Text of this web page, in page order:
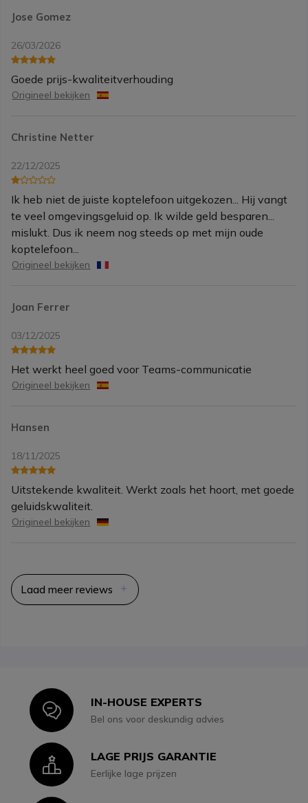
Jose Gomez
26/03/2026
Goede prijs-kwaliteitverhouding
Origineel bekijken
Christine Netter
22/12/2025
Ik heb niet de juiste koptelefoon uitgekozen... Hij vangt
te veel omgevingsgeluid op. Ik wilde geld besparen...
mislukt. Dus ik neem nog steeds op met mijn oude
koptelefoon...
Origineel bekijken
Joan Ferrer
03/12/2025
Het werkt heel goed voor Teams-communicatie
Origineel bekijken
Hansen
18/11/2025
Uitstekende kwaliteit. Werkt zoals het hoort, met goede
geluidskwaliteit.
Origineel bekijken
Laad meer reviews
IconIN-HOUSE EXPERTS
Bel ons voor deskundig advies
IconLAGE PRIJS GARANTIE
Eerlijke lage prijzen